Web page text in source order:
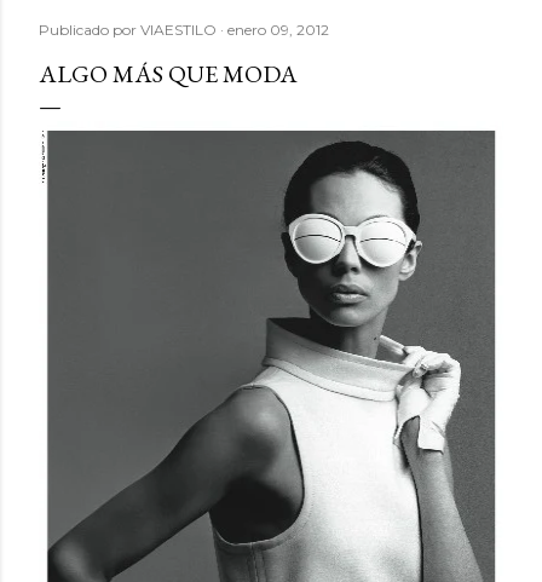
Publicado por VIAESTILO enero 09, 2012
ALGO MÁS QUE MODA